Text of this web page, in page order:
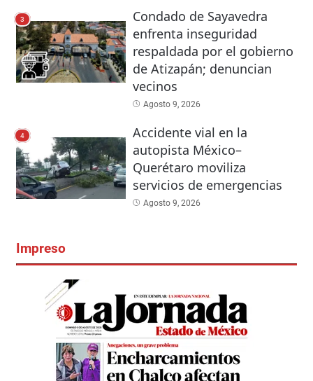
3
Condado de Sayavedra
enfrenta inseguridad
respaldada por el gobierno
de Atizapán; denuncian
vecinos
Agosto 9, 2026
4
Accidente vial en la
autopista México–
Querétaro moviliza
servicios de emergencias
Agosto 9, 2026
Impreso